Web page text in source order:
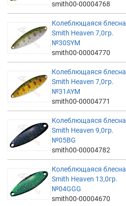
smith00-00004768
Колеблющаяся блесна
Smith Heaven 7,0гр.
№30SYM
smith00-00004770
Колеблющаяся блесна
Smith Heaven 7,0гр.
№31AYM
smith00-00004771
Колеблющаяся блесна
Smith Heaven 9,0гр.
№05BG
smith00-00004782
Колеблющаяся блесна
Smith Heaven 13,0гр.
№04GGG
smith00-00004670